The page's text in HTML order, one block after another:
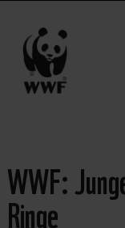
WWF:
Ringe